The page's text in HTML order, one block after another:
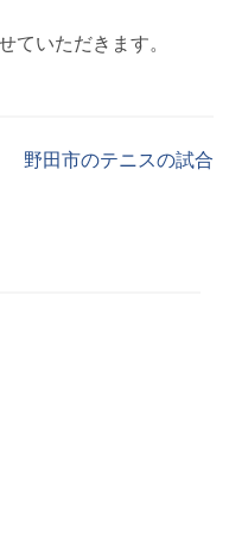
ていただきます。
野田市のテニスの試合